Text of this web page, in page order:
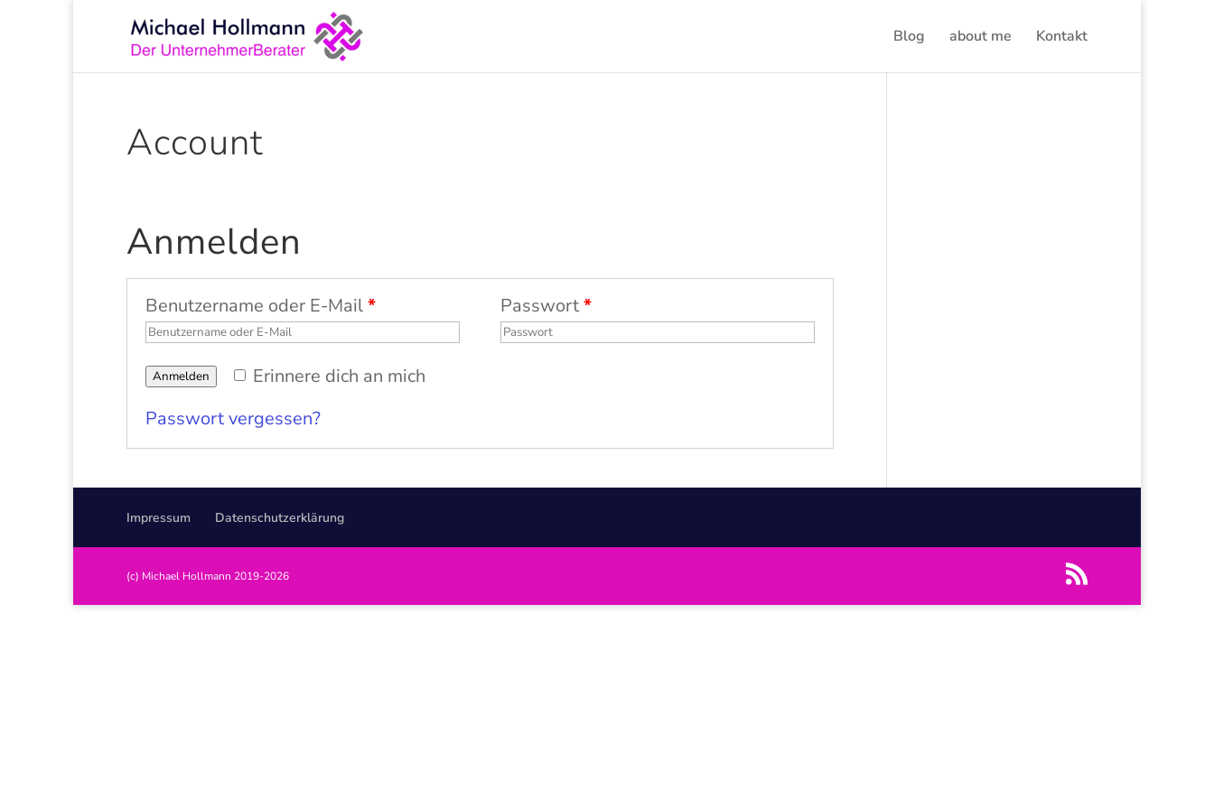
Blog about me Kontakt
Account
Anmelden
Benutzername oder E-Mail* Passwort*
Anmelden
Erinnere dich an mich
Passwort vergessen?
Impressum Datenschutzerklärung
(c) Michael Hollmann 2019-2026